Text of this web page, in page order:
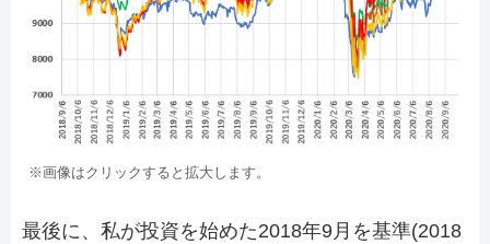
※画像はクリックすると拡大します。
最後に、私が投資を始めた2018年9月を基準(2018